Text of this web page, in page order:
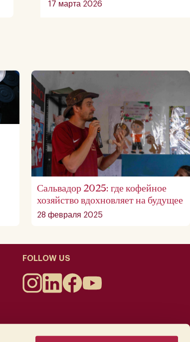
17 марта 2026
Сальвадор 2025: где кофейное
хозяйство вдохновляет на будущее
28 февраля 2025
FOLLOW US